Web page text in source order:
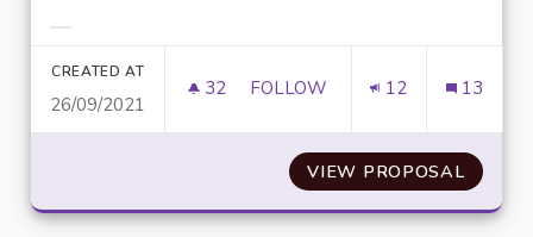
CREATED AT
26/09/2021
32 32 FOLLOWERS
FOLLOW 12 13
VIEW PROPOSALDES